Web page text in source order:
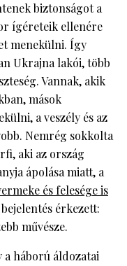
biztonságot a
ígéreteik ellenére
menekülni. Így
Ukrajna lakói, több
Vannak, akik
mások
a veszély és az
Nemrég sokkolta
aki az ország
ápolása miatt, a
és felesége is
érkezett:
művésze.
háború áldozatai